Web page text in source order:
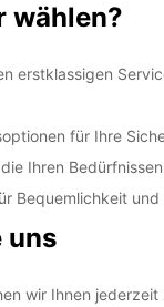
wählen?
erstklassigen
für Ihre
Ihren
Bequemlichkeit
uns
wir Ihnen